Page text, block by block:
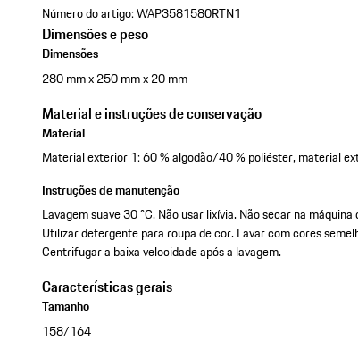
Número do artigo:WAP3581580RTN1
Dimensões e peso
Dimensões
280 mm x 250 mm x 20 mm
Material e instruções de conservação
Material
Material exterior 1: 60 % algodão/40 % poliéster, material
Instruções de manutenção
Lavagem suave 30 °C. Não usar lixívia. Não secar na
Utilizar detergente para roupa de cor. Lavar com cores
Centrifugar a baixa velocidade após a lavagem.
Características gerais
Tamanho
158/164